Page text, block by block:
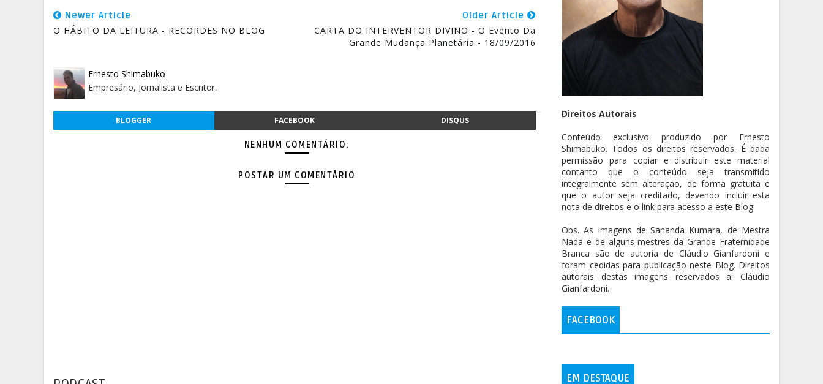
Newer Article
O HÁBITO DA LEITURA - RECORDES NO BLOG
Older Article
CARTA DO INTERVENTOR DIVINO - O Evento Da
Grande Mudança Planetária - 18/09/2016
Ernesto Shimabuko
Empresário, Jornalista e Escritor.
BLOGGER FACEBOOK DISQUS
NENHUM COMENTÁRIO:
POSTAR UM COMENTÁRIO
Direitos Autorais
Conteúdo exclusivo produzido por Ernesto
Shimabuko. Todos os direitos reservados. É dada
permissão para copiar e distribuir este material
contanto que o conteúdo seja transmitido
integralmente sem alteração, de forma gratuita e
que o autor seja creditado, devendo incluir esta
nota de direitos e o link para acesso a este Blog.
Obs. As imagens de Sananda Kumara, de Mestra
Nada e de alguns mestres da Grande Fraternidade
Branca são de autoria de Cláudio Gianfardoni e
foram cedidas para publicação neste Blog. Direitos
autorais destas imagens reservados a: Cláudio
Gianfardoni.
FACEBOOK
EM DESTAQUE